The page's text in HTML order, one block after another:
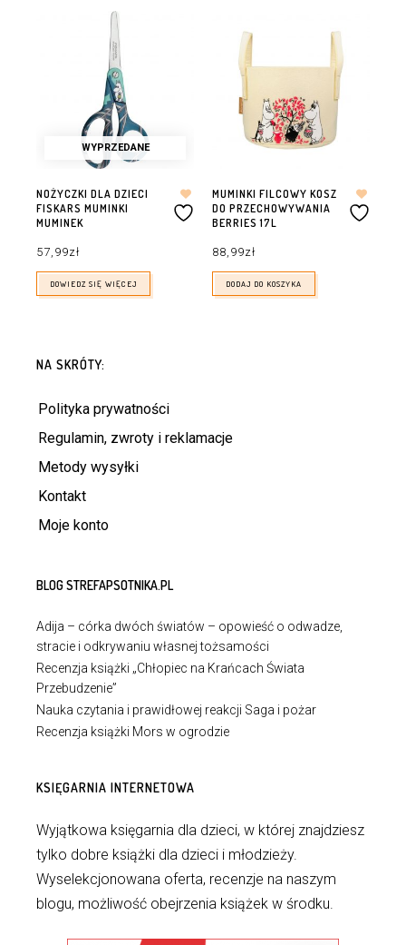
WYPRZEDANE
NOŻYCZKI DLA DZIECI
FISKARS MUMINKI
MUMINEK
57,99zł
DOWIEDZ SIĘ WIĘCEJ
MUMINKI FILCOWY KOSZ
DO PRZECHOWYWANIA
BERRIES 17L
88,99zł
DODAJ DO KOSZYKA
NA SKRÓTY:
Polityka prywatności
Regulamin, zwroty i reklamacje
Metody wysyłki
Kontakt
Moje konto
BLOG STREFAPSOTNIKA.PL
Adija – córka dwóch światów – opowieść o odwadze,
stracie i odkrywaniu własnej tożsamości
Recenzja książki „Chłopiec na Krańcach Świata
Przebudzenie”
Nauka czytania i prawidłowej reakcji Saga i pożar
Recenzja książki Mors w ogrodzie
KSIĘGARNIA INTERNETOWA
Wyjątkowa księgarnia dla dzieci, w której znajdziesz
tylko dobre książki dla dzieci i młodzieży.
Wyselekcjonowana oferta, recenzje na naszym
blogu, możliwość obejrzenia książek w środku.